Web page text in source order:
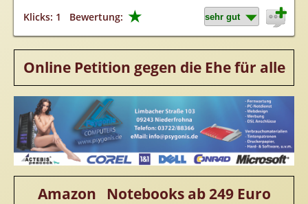
Klicks: 1
Bewertung: ★
Online Petition gegen die Ehe für alle
Amazon Notebooks ab 249 Euro